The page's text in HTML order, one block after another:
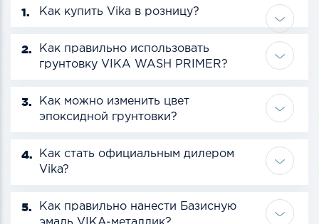
1. Как купить Vika в розницу?
2.
Как правильно использовать
грунтовку VIKA WASH PRIMER?
3.
Как можно изменить цвет
эпоксидной грунтовки?
4.
Как стать официальным дилером
Vika?
5.
Как правильно нанести Базисную